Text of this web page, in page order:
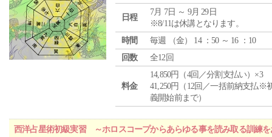
日程
7月 7日 ～ 9月 29日
※8/11は休講となります。
時間
毎週 （金） 14 ：50 ～ 16 ：10
回数
全12回
料金
14,850円（4回／分割支払い）×3
41,250円（12回／一括前納支払※
義開始前まで）
西洋占星術初級実習 ～ホロスコープからあらゆる事を読み取る訓練を